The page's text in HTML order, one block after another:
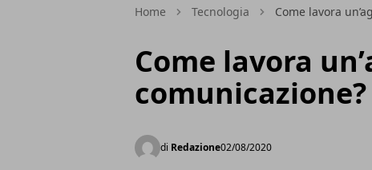
Home Tecnologia Come lavora
Come lavora
comunicazione?
di Redazione02/08/2020